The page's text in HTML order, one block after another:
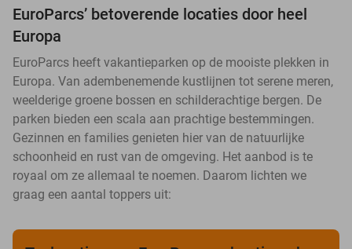
EuroParcs’ betoverende locaties door heel
Europa
EuroParcs heeft vakantieparken op de mooiste plekken in
Europa. Van adembenemende kustlijnen tot serene meren,
weelderige groene bossen en schilderachtige bergen. De
parken bieden een scala aan prachtige bestemmingen.
Gezinnen en families genieten hier van de natuurlijke
schoonheid en rust van de omgeving. Het aanbod is te
royaal om ze allemaal te noemen. Daarom lichten we
graag een aantal toppers uit: